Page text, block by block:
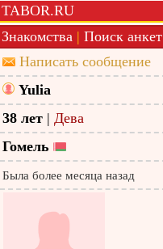
TABOR.RU
Знакомства | Поиск анкет
Написать сообщение
Yulia
38 лет | Дева
Гомель
Была более месяца назад